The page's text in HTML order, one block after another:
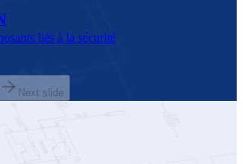
liés à la sécurité
Next slide